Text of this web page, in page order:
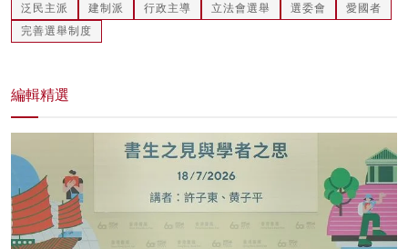
泛民主派 建制派 行政主導 立法會選舉 選委會
愛國者
完善選舉制度
編輯精選